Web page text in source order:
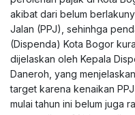
akibat dari belum
Jalan (PPJ), sehinhga
(Dispenda) Kota Bogor
dijelaskan oleh Kepala
Daneroh, yang
target karena kenaikan
mulai tahun ini belum juga